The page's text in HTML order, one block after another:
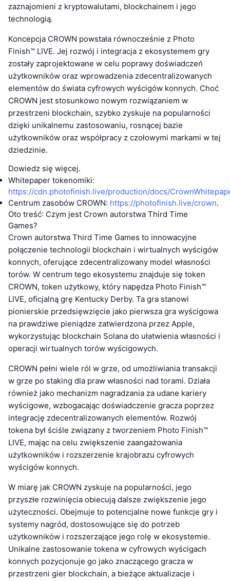
zaznajomieni z kryptowalutami, blockchainem i jego
technologią.
Koncepcja CROWN powstała równocześnie z Photo
Finish™ LIVE. Jej rozwój i integracja z ekosystemem gry
zostały zaprojektowane w celu poprawy doświadczeń
użytkowników oraz wprowadzenia zdecentralizowanych
elementów do świata cyfrowych wyścigów konnych. Choć
CROWN jest stosunkowo nowym rozwiązaniem w
przestrzeni blockchain, szybko zyskuje na popularności
dzięki unikalnemu zastosowaniu, rosnącej bazie
użytkowników oraz współpracy z czołowymi markami w tej
dziedzinie.
Dowiedz się więcej.
Whitepaper tokenomiki:
https://cdn.photofinish.live/production/docs/
Centrum zasobów CROWN: https://photofinish.live/crown.
Oto treść: Czym jest Crown autorstwa Third Time
Games?
Crown autorstwa Third Time Games to innowacyjne
połączenie technologii blockchain i wirtualnych wyścigów
konnych, oferujące zdecentralizowany model własności
torów. W centrum tego ekosystemu znajduje się token
CROWN, token użytkowy, który napędza Photo Finish™
LIVE, oficjalną grę Kentucky Derby. Ta gra stanowi
pionierskie przedsięwzięcie jako pierwsza gra wyścigowa
na prawdziwe pieniądze zatwierdzona przez Apple,
wykorzystując blockchain Solana do ułatwienia własności i
operacji wirtualnych torów wyścigowych.
CROWN pełni wiele ról w grze, od umożliwiania transakcji
w grze po staking dla praw własności nad torami. Działa
również jako mechanizm nagradzania za udane kariery
wyścigowe, wzbogacając doświadczenie gracza poprzez
integrację zdecentralizowanych elementów. Rozwój
tokena był ściśle związany z tworzeniem Photo Finish™
LIVE, mając na celu zwiększenie zaangażowania
użytkowników i rozszerzenie krajobrazu cyfrowych
wyścigów konnych.
W miarę jak CROWN zyskuje na popularności, jego
przyszłe rozwinięcia obiecują dalsze zwiększenie jego
użyteczności. Obejmuje to potencjalne nowe funkcje gry i
systemy nagród, dostosowujące się do potrzeb
użytkowników i rozszerzające jego rolę w ekosystemie.
Unikalne zastosowanie tokena w cyfrowych wyścigach
konnych pozycjonuje go jako znaczącego gracza w
przestrzeni gier blockchain, a bieżące aktualizacje i